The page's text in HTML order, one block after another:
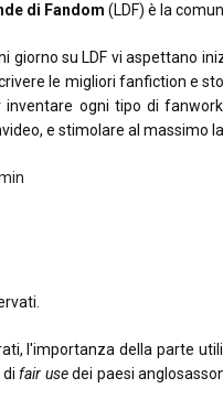
di Fandom (LDF) è la
giorno su LDF vi aspettano
le migliori fanfiction e
inventare ogni tipo di
e stimolare al massimo
l'importanza della parte
difair usedei paesi